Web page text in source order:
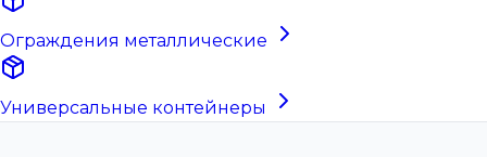
Ограждения металлические
Универсальные контейнеры